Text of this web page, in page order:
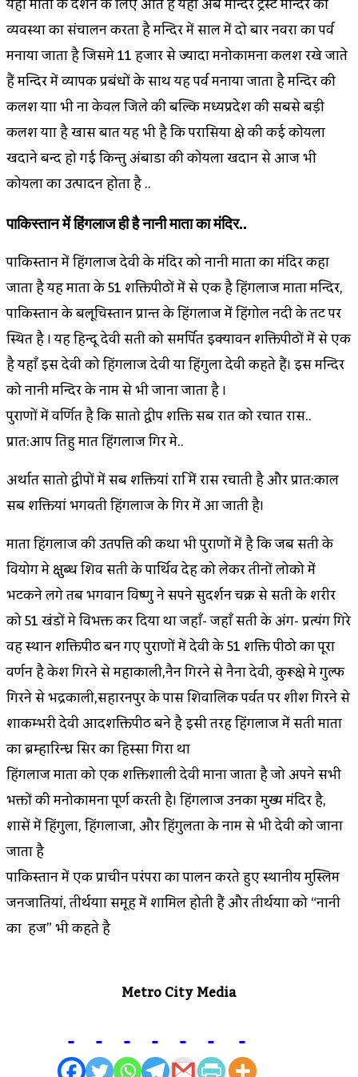
व्यवस्था का संचालन करता है मन्दिर में साल में दो बार नवरात्र का पर्व
मनाया जाता है जिसमे 11 हजार से ज्यादा मनोकामना कलश रखे जाते
हैं मन्दिर में व्यापक प्रबंधों के साथ यह पर्व मनाया जाता है मन्दिर की
कलश यात्रा भी ना केवल जिले की बल्कि मध्यप्रदेश की सबसे बड़ी
कलश यात्रा है खास बात यह भी है कि परासिया क्षेत्र की कई कोयला
खदाने बन्द हो गई किन्तु अंबाडा की कोयला खदान से आज भी
कोयला का उत्पादन होता है ..
पाकिस्तान में हिंगलाज ही है नानी माता का मंदिर..
पाकिस्तान में हिंगलाज देवी के मंदिर को नानी माता का मंदिर कहा
जाता है यह माता के 51 शक्तिपीठों में से एक है हिंगलाज माता मन्दिर,
पाकिस्तान के बलूचिस्तान प्रान्त के हिंगलाज में हिंगोल नदी के तट पर
स्थित है । यह हिन्दू देवी सती को समर्पित इक्यावन शक्तिपीठों में से एक
है यहाँ इस देवी को हिंगलाज देवी या हिंगुला देवी कहते हैं। इस मन्दिर
को नानी मन्दिर के नाम से भी जाना जाता है ।
पुराणों में वर्णित है कि सातो द्वीप शक्ति सब रात को रचात रास..
प्रात:आप तिहु मात हिंगलाज गिर मे..
अर्थात सातो द्वीपों में सब शक्तियां रात्रि में रास रचाती है और प्रात:काल
सब शक्तियां भगवती हिंगलाज के गिर में आ जाती है।
माता हिंगलाज की उतपत्ति की कथा भी पुराणों में है कि जब सती के
वियोग मे क्षुब्ध शिव सती के पार्थिव देह को लेकर तीनों लोको में
भटकने लगे तब भगवान विष्णु ने सपने सुदर्शन चक्र से सती के शरीर
को 51 खंडों मे विभक्त कर दिया था जहाँ- जहाँ सती के अंग- प्रत्यंग गिरे
वह स्थान शक्तिपीठ बन गए पुराणों में देवी के 51 शक्ति पीठो का पूरा
वर्णन है केश गिरने से महाकाली,नैन गिरने से नैना देवी, कुरूक्षेत्र मे गुल्फ
गिरने से भद्रकाली,सहारनपुर के पास शिवालिक पर्वत पर शीश गिरने से
शाकम्भरी देवी आदशक्तिपीठ बने है इसी तरह हिंगलाज में सती माता
का ब्रम्हारिन्ध्र सिर का हिस्सा गिरा था
हिंगलाज माता को एक शक्तिशाली देवी माना जाता है जो अपने सभी
भक्तों की मनोकामना पूर्ण करती है। हिंगलाज उनका मुख्य मंदिर है,
शास्त्रों में हिंगुला, हिंगलाजा, और हिंगुलता के नाम से भी देवी को जाना
जाता है
पाकिस्तान में एक प्राचीन परंपरा का पालन करते हुए स्थानीय मुस्लिम
जनजातियां, तीर्थयात्रा समूह में शामिल होती हैं और तीर्थयात्रा को “नानी
का हज” भी कहते है
Metro City Media